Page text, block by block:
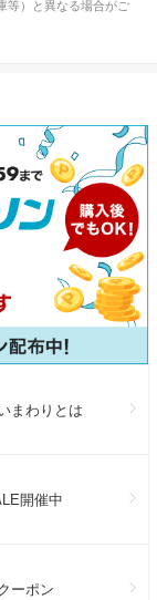
等）と異なる場合がご
まわりとは
開催中
ーポン